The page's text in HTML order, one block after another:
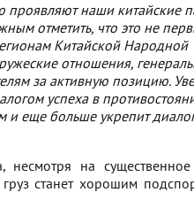
проявляют наши китайские
отметить, что это не
Китайской Народной
отношения,
за активную позицию.
успеха в
и еще больше укрепит
несмотря на
станет хорошим